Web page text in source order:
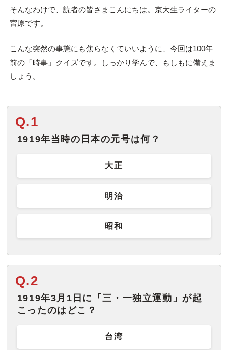
そんなわけで、読者の皆さまこんにちは。京大生ライターの
宮原です。
こんな突然の事態にも焦らなくていいように、今回は100年
前の「時事」クイズです。しっかり学んで、もしもに備えま
しょう。
Q.1
1919年当時の日本の元号は何？
大正
明治
昭和
Q.2
1919年3月1日に「三・一独立運動」が起
こったのはどこ？
台湾